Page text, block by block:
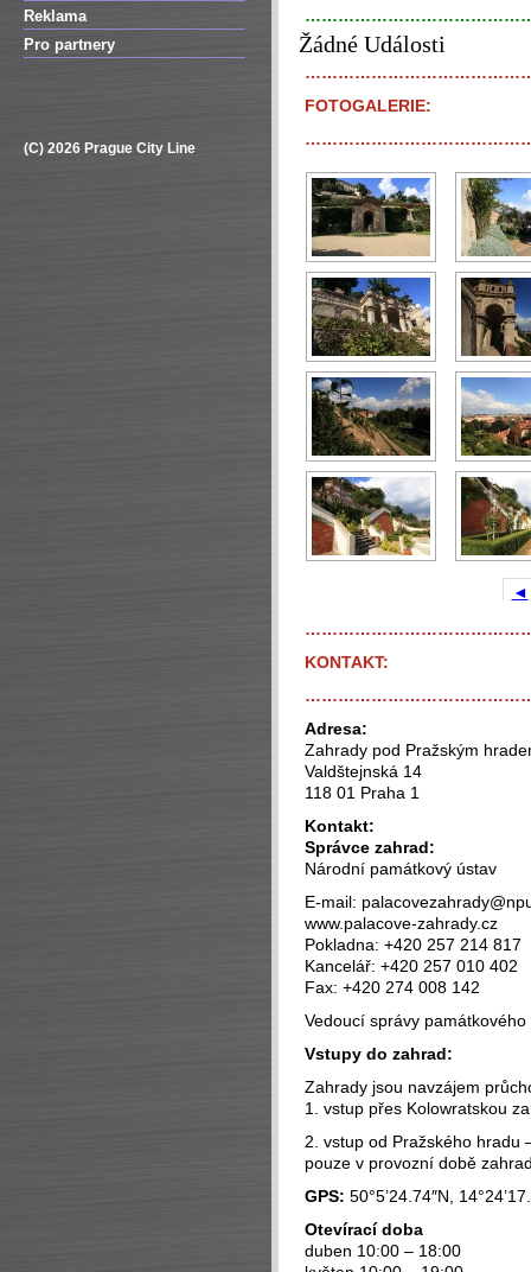
Reklama
Pro partnery
(C) 2026 Prague City Line
Žádné Události
FOTOGALERIE:
◄
KONTAKT:
Adresa:
Zahrady pod Pražským
Valdštejnská 14
118 01 Praha 1
Kontakt:
Správce zahrad:
Národní památkový ústav
E-mail:
www.palacove-zahrady.cz
Pokladna: +420 257 214 817
Kancelář: +420 257 010 402
Fax: +420 274 008 142
Vedoucí správy
Vstupy do zahrad:
Zahrady jsou navzájem
1. vstup přes Kolowratskou
2. vstup od Pražského hradu
pouze v provozní době
GPS: 50°5’24.74″N,
Otevírací doba
duben 10:00 – 18:00